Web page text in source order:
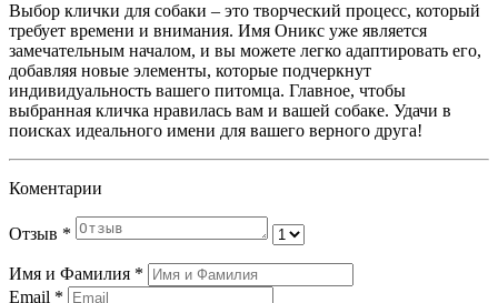
Выбор клички для собаки – это творческий процесс, который
требует времени и внимания. Имя Оникс уже является
замечательным началом, и вы можете легко адаптировать его,
добавляя новые элементы, которые подчеркнут
индивидуальность вашего питомца. Главное, чтобы
выбранная кличка нравилась вам и вашей собаке. Удачи в
поисках идеального имени для вашего верного друга!
Коментарии
Отзыв *
Имя и Фамилия *
Email *